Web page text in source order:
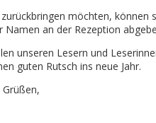
möchten, können
Namen an der Rezeption
unseren Lesern und
guten Rutsch ins neue Jahr.